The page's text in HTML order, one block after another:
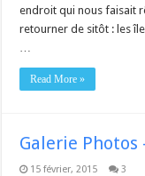
endroit qui nous faisait
retourner de sitôt : les
Read More »
Galerie Photos
15 février, 2015 3